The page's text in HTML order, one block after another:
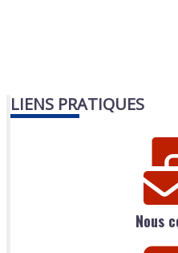
LIENS PRATIQUES
Nous